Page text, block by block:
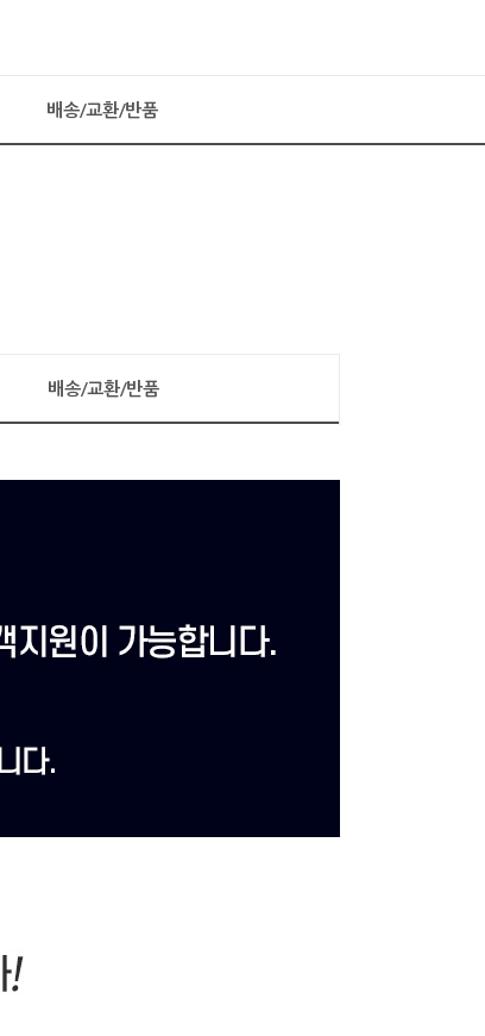
배송/교환/반품
배송/교환/반품